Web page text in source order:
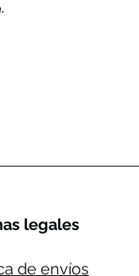
legales​
de envíos